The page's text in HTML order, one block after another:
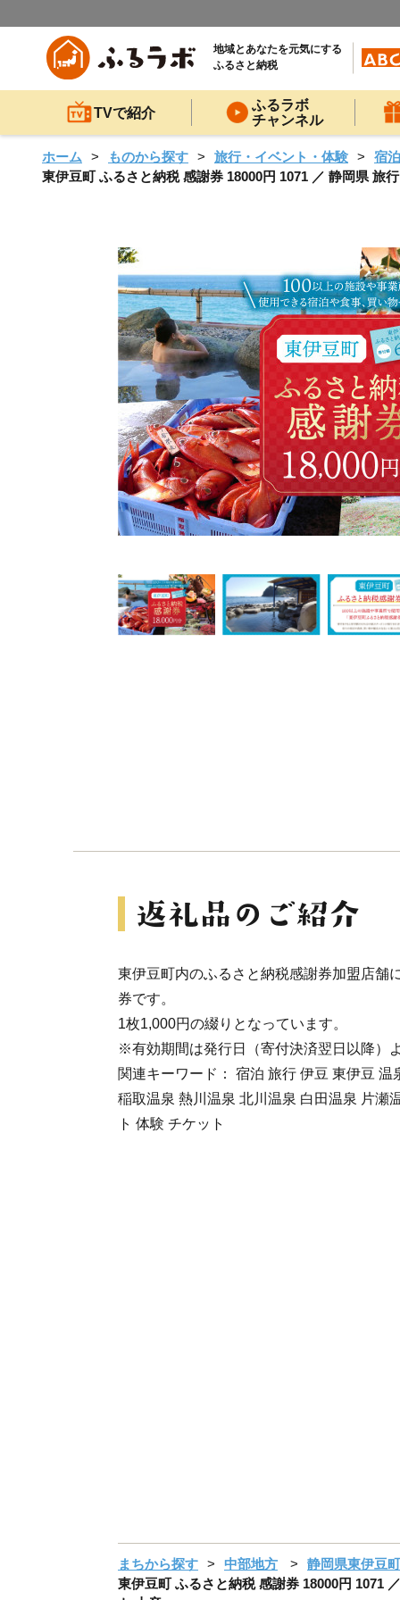
地域とあなたを元気にする
ふるさと納税
TVで紹介
ふるラボ
チャンネル
ホーム ものから探す 旅行・イベント・体験
宿
東伊豆町 ふるさと納税 感謝券 18000円 1071 ／ 静岡県 旅
東伊豆町内のふるさと納税感謝券加盟店舗
券です。
1枚1,000円の綴りとなっています。
※有効期間は発行日（寄付決済翌日以降）
関連キーワード： 宿泊 旅行 伊豆 東伊豆 温
稲取温泉 熱川温泉 北川温泉 白田温泉 片瀬
ト 体験 チケット
まちから探す 中部地方
静岡県東伊豆町
東伊豆町 ふるさと納税 感謝券 18000円 1071